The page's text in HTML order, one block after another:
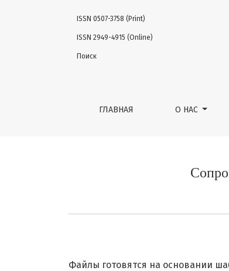
Сопроводительные документы
ГЛАВНАЯ О НАС
ISSN 0507-3758 (Print)
ISSN 2949-4915 (Online)
Поиск
Файлы готовятся на основании